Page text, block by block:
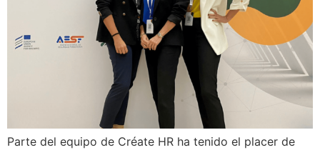
Parte del equipo de Créate HR ha tenido el placer de